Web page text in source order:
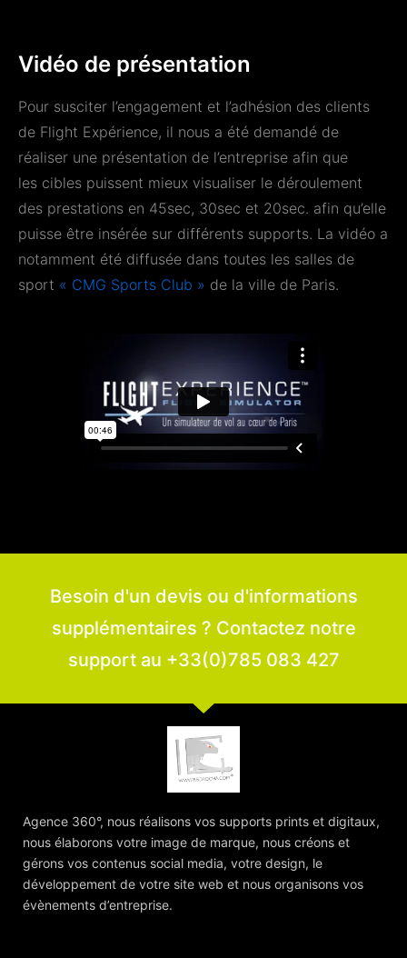
Vidéo de présentation
Pour susciter l’engagement et l’adhésion des clients
de Flight Expérience, il nous a été demandé de
réaliser une présentation de l’entreprise afin que
les cibles puissent mieux visualiser le déroulement
des prestations en 45sec, 30sec et 20sec. afin qu’elle
puisse être insérée sur différents supports. La vidéo a
notamment été diffusée dans toutes les salles de
sport « CMG Sports Club » de la ville de Paris.
Besoin d'un devis ou d'informations
supplémentaires ? Contactez notre
support au +33(0)785 083 427
Agence 360°, nous réalisons vos supports prints et digitaux,
nous élaborons votre image de marque, nous créons et
gérons vos contenus social media, votre design, le
développement de votre site web et nous organisons vos
évènements d’entreprise.